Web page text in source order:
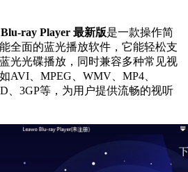
ray Player 最新版是一款操作简
全面的蓝光播放软件，它能轻松支
光光碟播放，同时兼容多种常见视
AVI、MPEG、WMV、MP4、
、3GP等，为用户提供流畅的视听